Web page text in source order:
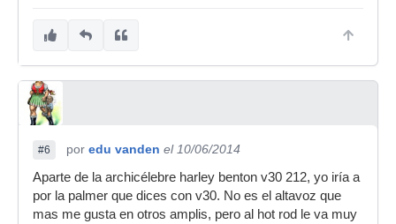
#6 por edu vanden el 10/06/2014
Aparte de la archicélebre harley benton v30 212, yo iría a
por la palmer que dices con v30. No es el altavoz que
mas me gusta en otros amplis, pero al hot rod le va muy